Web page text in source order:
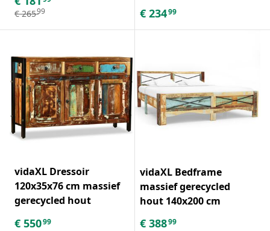
€ 26599 € 23499
vidaXL Dressoir
120x35x76 cm massief
gerecycled hout
€ 55099
vidaXL Bedframe
massief gerecycled
hout 140x200 cm
€ 38899